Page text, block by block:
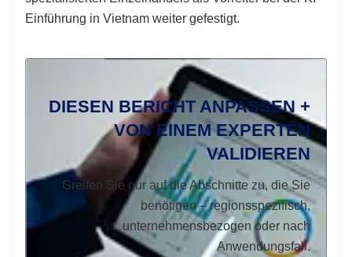
Einführung in Vietnam weiter gefestigt.
DIESEN BERICHT ANPASSEN +
VON EINEM EXPERTEN
VALIDIEREN
Greifen Sie nur auf die Abschnitte zu, die Sie
benötigen – regionsspezifisch,
unternehmensbezogen oder nach
Anwendungsfall.